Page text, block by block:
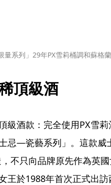
量系列」29年PX雪莉桶調和蘇格蘭
頂級酒
級酒款：完全使用PX雪
忌—瓷藝系列」。這款威
不只向品牌原先作為英
王於1988年首次正式出